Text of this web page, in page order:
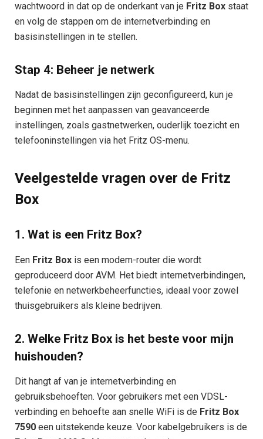
wachtwoord in dat op de onderkant van je Fritz Box staat
en volg de stappen om de internetverbinding en
basisinstellingen in te stellen.
Stap 4: Beheer je netwerk
Nadat de basisinstellingen zijn geconfigureerd, kun je
beginnen met het aanpassen van geavanceerde
instellingen, zoals gastnetwerken, ouderlijk toezicht en
telefooninstellingen via het Fritz OS-menu.
Veelgestelde vragen over de Fritz
Box
1. Wat is een Fritz Box?
Een Fritz Box is een modem-router die wordt
geproduceerd door AVM. Het biedt internetverbindingen,
telefonie en netwerkbeheerfuncties, ideaal voor zowel
thuisgebruikers als kleine bedrijven.
2. Welke Fritz Box is het beste voor mijn
huishouden?
Dit hangt af van je internetverbinding en
gebruiksbehoeften. Voor gebruikers met een VDSL-
verbinding en behoefte aan snelle WiFi is de Fritz Box
7590 een uitstekende keuze. Voor kabelgebruikers is de